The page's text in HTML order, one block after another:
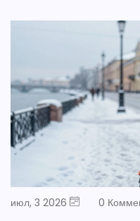
июл, 3 2026 0